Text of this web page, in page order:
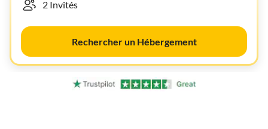
Rechercher un Hébergement